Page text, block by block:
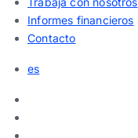
Informes financieros
Contacto
es